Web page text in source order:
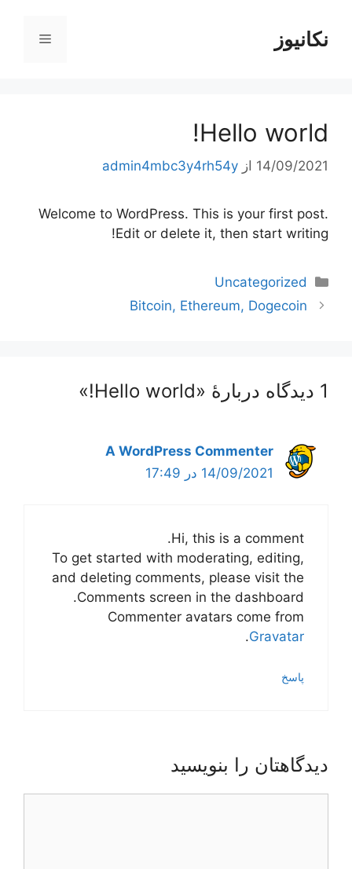
محتوانکانیوز فهرست
Hello world!
14/09/2021 از admin4mbc3y4rh54y
Welcome to WordPress. This is your first post.
Edit or delete it, then start writing!
دسته‌ها
Uncategorized
ناوبریBitcoin, Ethereum, Dogecoin
1 دیدگاه دربارهٔ «Hello world!»
A WordPress Commenter
14/09/2021 در 17:49
Hi, this is a comment.
To get started with moderating, editing,
and deleting comments, please visit the
Comments screen in the dashboard.
Commenter avatars come from
Gravatar
.
پاسخ
دیدگاهتان را بنویسید